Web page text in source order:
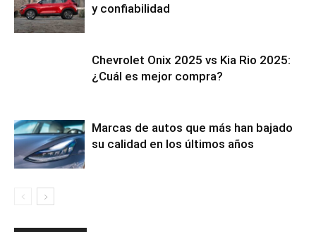
y confiabilidad
Chevrolet Onix 2025 vs Kia Rio 2025:
¿Cuál es mejor compra?
Marcas de autos que más han bajado
su calidad en los últimos años